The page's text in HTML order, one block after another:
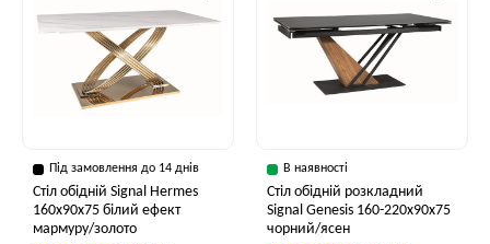
Під замовлення до 14 днів
Стіл обідній Signal Hermes
160x90x75 білий ефект
мармуру/золото
В наявності
Стіл обідній розкладний
Signal Genesis 160-220x90x75
чорний/ясен